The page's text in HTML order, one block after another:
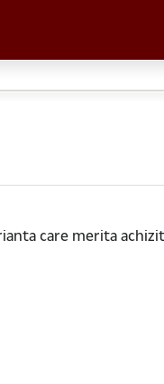
care merita